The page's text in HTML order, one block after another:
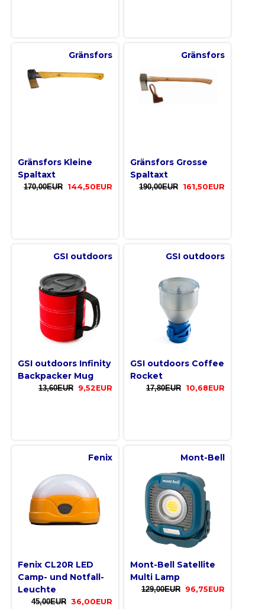
Gränsfors
Gränsfors Kleine
Spaltaxt
170,00EUR 144,50EUR
Gränsfors
Gränsfors Grosse
Spaltaxt
190,00EUR 161,50EUR
GSI outdoors
GSI outdoors Infinity
Backpacker Mug
13,60EUR 9,52EUR
GSI outdoors
GSI outdoors Coffee
Rocket
17,80EUR 10,68EUR
Fenix
Fenix CL20R LED
Camp- und Notfall-
Leuchte
45,00EUR 36,00EUR
Mont-Bell
Mont-Bell Satellite
Multi Lamp
129,00EUR 96,75EUR